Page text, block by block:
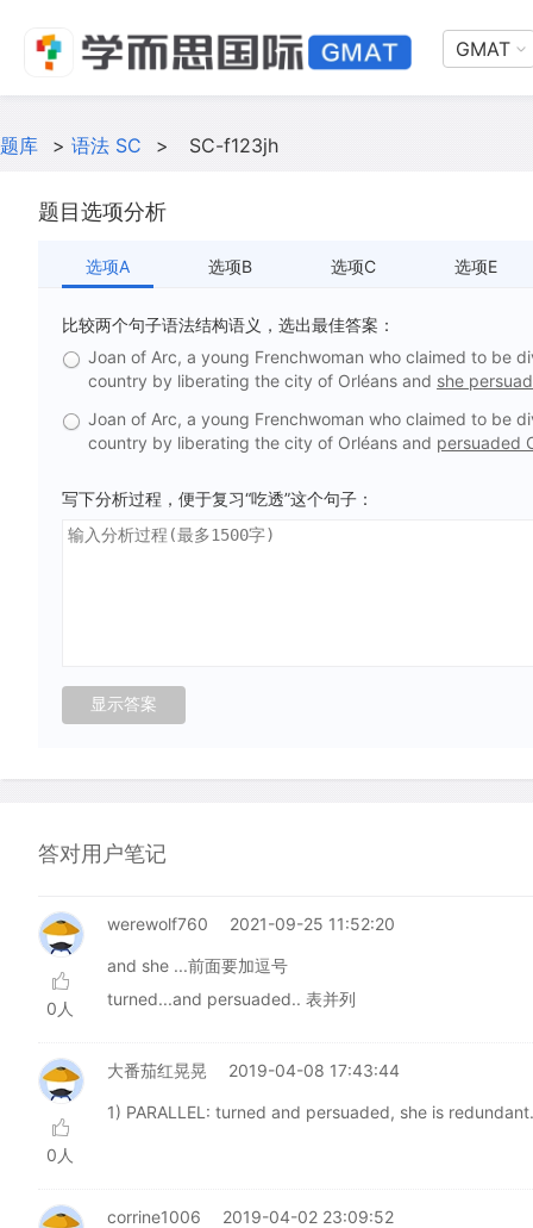
GMAT
题库 > 语法 SC > SC-f123jh
题目选项分析
选项A 选项B 选项C 选项E
比较两个句子语法结构语义，选出最佳答案：
Joan of Arc, a young Frenchwoman who claimed to be
country by liberating the city of Orléans and she
Joan of Arc, a young Frenchwoman who claimed to be
country by liberating the city of Orléans and persuaded
写下分析过程，便于复习“吃透”这个句子：
答对用户笔记
0人
werewolf760 2021-09-25 11:52:20
and she ...前面要加逗号
turned...and persuaded.. 表并列
0人
大番茄红晃晃 2019-04-08 17:43:44
1) PARALLEL: turned and persuaded, she is redundant.
corrine1006 2019-04-02 23:09:52